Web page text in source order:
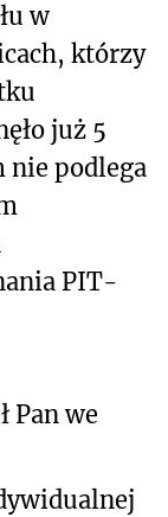
w
którzy
już 5
nie podlega
PIT-
Pan we